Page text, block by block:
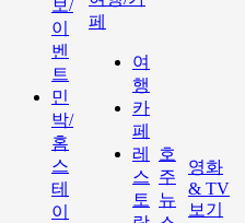
보/
이
벤
트
민
박/
홈
스
테
이
페
여
행
카
페
레
스
토
호
주
뉴
영화
& TV
보기